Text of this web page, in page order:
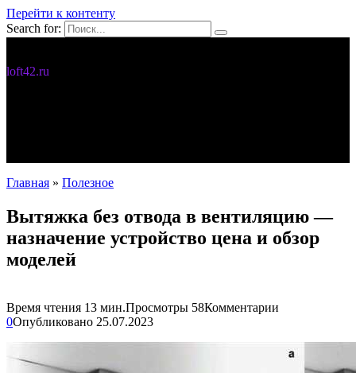
Перейти к контенту
Search for:
loft42.ru
Главная » Полезное
Вытяжка без отвода в вентиляцию —
назначение устройство цена и обзор
моделей
Время чтения 13 мин.Просмотры 58Комментарии
0Опубликовано 25.07.2023